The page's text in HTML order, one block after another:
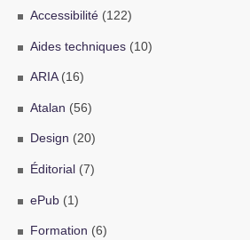
Accessibilité(122)
Aides techniques(10)
ARIA(16)
Atalan (56)
Design (20)
Éditorial (7)
ePub(1)
Formation (6)